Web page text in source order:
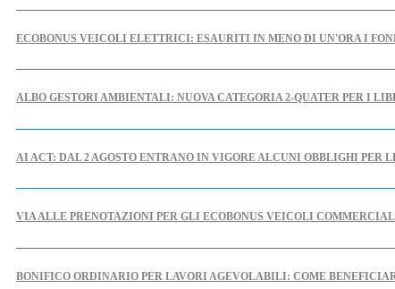
ECOBONUS VEICOLI ELETTRICI: ESAURITI IN MENO DI UN'ORA I
ALBO GESTORI AMBIENTALI: NUOVA CATEGORIA 2-QUATER PER I
AI ACT: DAL 2 AGOSTO ENTRANO IN VIGORE ALCUNI OBBLIGHI PER
VIA ALLE PRENOTAZIONI PER GLI ECOBONUS VEICOLI
BONIFICO ORDINARIO PER LAVORI AGEVOLABILI: COME